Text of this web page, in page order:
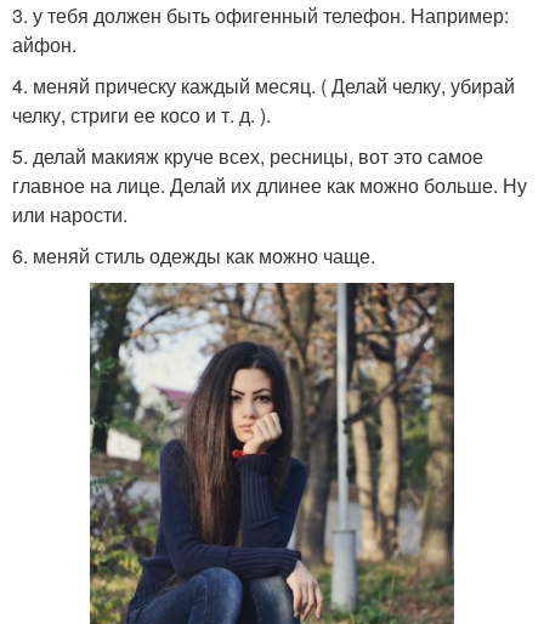
3. у тебя должен быть офигенный телефон. Например:
айфон.
4. меняй прическу каждый месяц. ( Делай челку, убирай
челку, стриги ее косо и т. д. ).
5. делай макияж круче всех, ресницы, вот это самое
главное на лице. Делай их длинее как можно больше. Ну
или нарости.
6. меняй стиль одежды как можно чаще.